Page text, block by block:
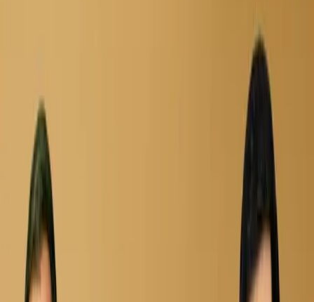
O'zb
Kirish